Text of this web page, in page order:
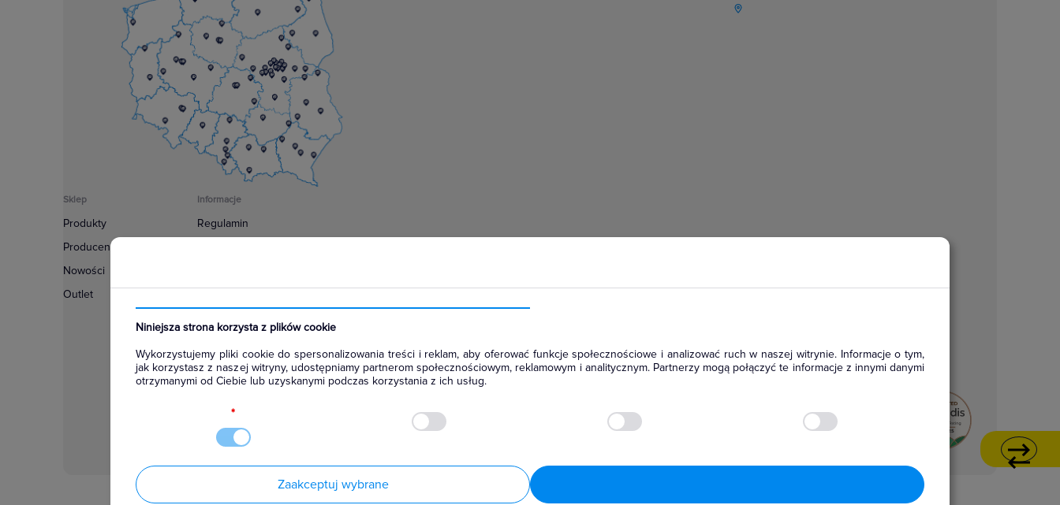
Niniejsza strona korzysta z plików cookie
Wykorzystujemy pliki cookie do spersonalizowania treści i reklam, aby oferować funkcje społecznościowe i analizować ruch w naszej witrynie. Informacje o tym,
jak korzystasz z naszej witryny, udostępniamy partnerom społecznościowym, reklamowym i analitycznym. Partnerzy mogą połączyć te informacje z innymi danymi
otrzymanymi od Ciebie lub uzyskanymi podczas korzystania z ich usług.
*
Zaakceptuj wybrane
Sklep
Produkty
Producenci
Nowości
Outlet
Informacje
Regulamin
Konfiguratory
Najczęściej zadawane pytania